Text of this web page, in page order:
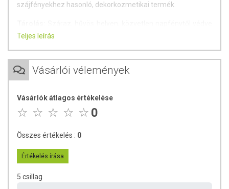
szájfényekhez hasonló, dekorkozmetikai termék.
tárolja.
A termék kizárólag külső használatra alkalmas. A termék
orvosi kezelést. Betegség esetén konzultáljon
kezelőorvosával mielőtt használja! Kerülje a szembe jutást.
Az ajánlott napi mennyiséget ne haladja meg! Ne
összetevőre allergiás vagy érzékeny, ne használja a
terméket! Bőrkiütés esetén hagyja abba a használatot!
Gyermekektől elzárva tartsa!
Teljes leírás
Vásárlói vélemények
Vásárlók átlagos értékelése
0
Összes értékelés : 0
Értékelés írása
5 csillag